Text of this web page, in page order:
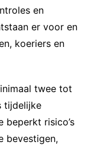
en
er voor en
koeriers en
twee tot
tijdelijke
beperkt risico’s
bevestigen,